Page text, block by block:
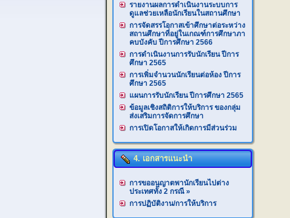
รายงานผลการดำเนินงานระบบการ
ดูแลช่วยเหลือนักเรียนในสถานศึกษา
การจัดสรรโอกาสเข้าศึกษาต่อระหว่าง
สถานศึกษาที่อยู่ในเกณฑ์การศึกษาภา
คบบังคับ ปีการศึกษา 2566
การดำเนินงานการรับนักเรียน ปีการ
ศึกษา 2565
การเพิ่มจำนวนนักเรียนต่อห้อง ปีการ
ศึกษา 2565
แผนการรับนักเรียน ปีการศึกษา 2565
ข้อมูลเชิงสถิติการให้บริการ ของกลุ่ม
ส่งเสริมการจัดการศึกษา
การเปิดโอกาสให้เกิดการมีส่วนร่วม
4. เอกสารแนะนำ
การขออนุญาตพานักเรียนไปต่าง
ประเทศทั้ง 2 กรณี »
การปฏิบัติงาน/การให้บริการ